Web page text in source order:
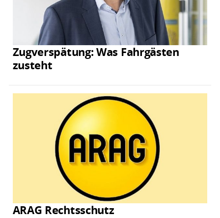
Zugverspätung: Was Fahrgästen
zusteht
ARAG Rechtsschutz